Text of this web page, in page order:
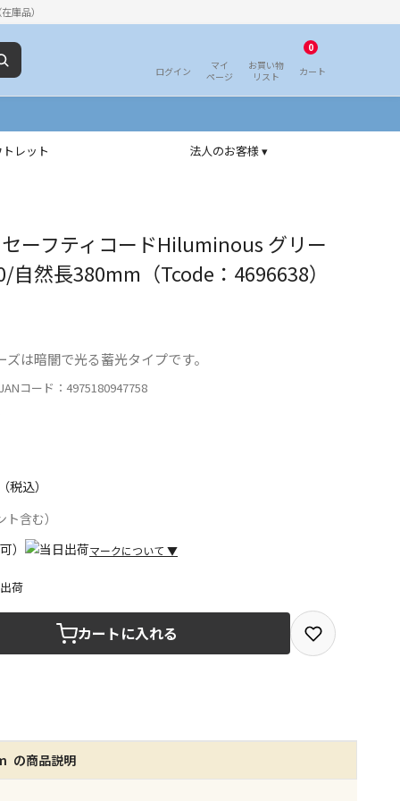
庫品）
ログイン
マイ
ページ
お買い物
リスト
0
カート
レット 法人のお客様 ▾
ーフティコードHiluminous グリー
自然長380mm（Tcode：4696638）
は暗闇で光る蓄光タイプです。
コード：4975180947758
（税込）
含む）
マークについて ▼
を選択できる商品です
で受取ができる商品です（宅配便でのお届けができませ
荷
カートに入れる
の商品説明